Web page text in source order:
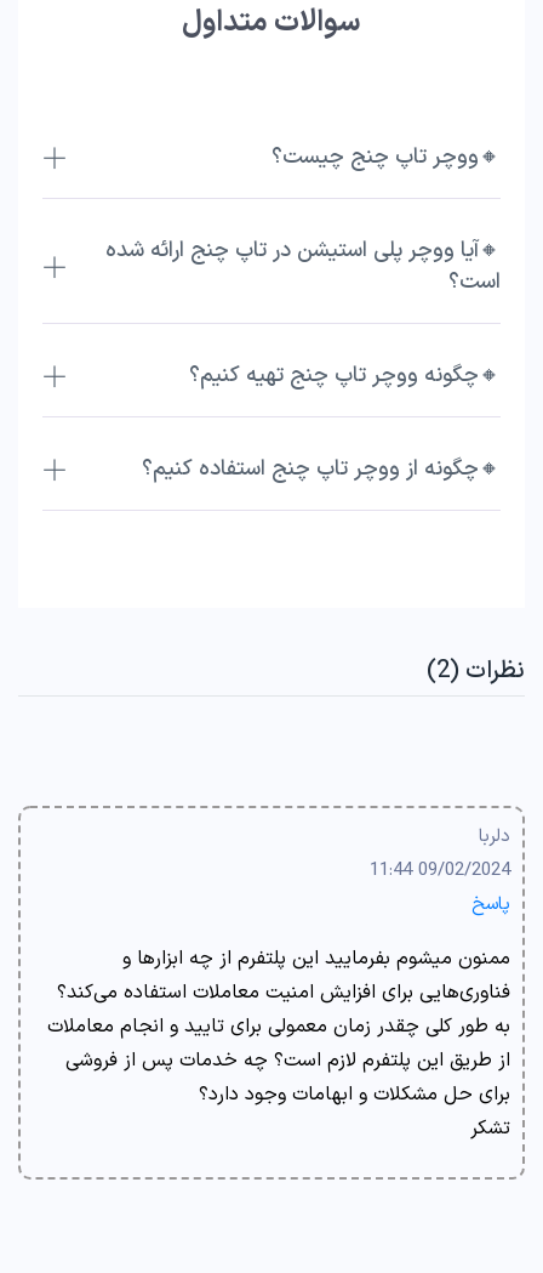
سوالات متداول
🔸ووچر تاپ چنج چیست؟
🔸آیا ووچر پلی استیشن در تاپ چنج ارائه شده
است؟
🔸چگونه ووچر تاپ چنج تهیه کنیم؟
🔸چگونه از ووچر تاپ چنج استفاده کنیم؟
نظرات (2)
دلربا
09/02/2024 11:44
پاسخ
ممنون میشوم بفرمایید این پلتفرم از چه ابزارها و
فناوری‌هایی برای افزایش امنیت معاملات استفاده می‌کند؟
به طور کلی چقدر زمان معمولی برای تایید و انجام معاملات
از طریق این پلتفرم لازم است؟ چه خدمات پس از فروشی
برای حل مشکلات و ابهامات وجود دارد؟
تشکر